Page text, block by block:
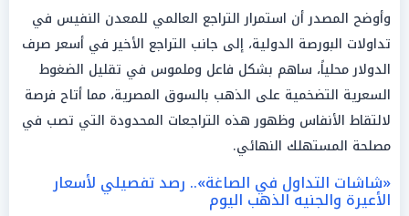
وأوضح المصدر أن استمرار التراجع العالمي للمعدن النفيس في
تداولات البورصة الدولية، إلى جانب التراجع الأخير في أسعر صرف
الدولار محلياً، ساهم بشكل فاعل وملموس في تقليل الضغوط
السعرية التضخمية على الذهب بالسوق المصرية، مما أتاح فرصة
لالتقاط الأنفاس وظهور هذه التراجعات المحدودة التي تصب في
مصلحة المستهلك النهائي.
«شاشات التداول في الصاغة».. رصد تفصيلي لأسعار
الأعيرة والجنيه الذهب اليوم